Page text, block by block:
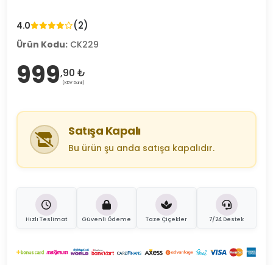
4.0 (2)
Ürün Kodu: CK229
999,90 ₺
(KDV Dahil)
Satışa Kapalı
Bu ürün şu anda satışa kapalıdır.
Hızlı Teslimat Güvenli Ödeme Taze Çiçekler 7/24 Destek